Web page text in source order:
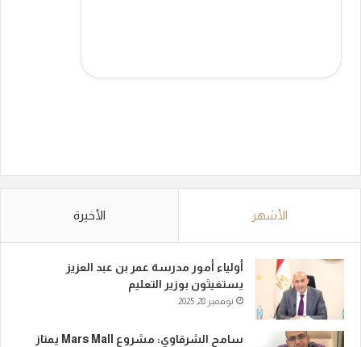
الأشهر الأخيرة
أولياء أمور مدرسة عمر بن عبد العزيز
يستغيثون بوزير التعليم
نوفمبر 28, 2025
سامح الشرقاوي: مشروع Mars Mall يمتاز